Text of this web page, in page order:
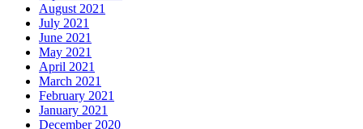
August 2021
July 2021
June 2021
May 2021
April 2021
March 2021
February 2021
January 2021
December 2020